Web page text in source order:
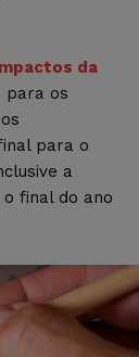
da
para os
para o
a
final do ano